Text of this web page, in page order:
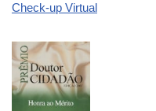
Check-up Virtual